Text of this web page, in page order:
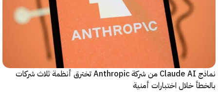
نماذج Claude AI من شركة Anthropic تخترق أنظمة ثلاث شركات
خلال اختبارات أمنية